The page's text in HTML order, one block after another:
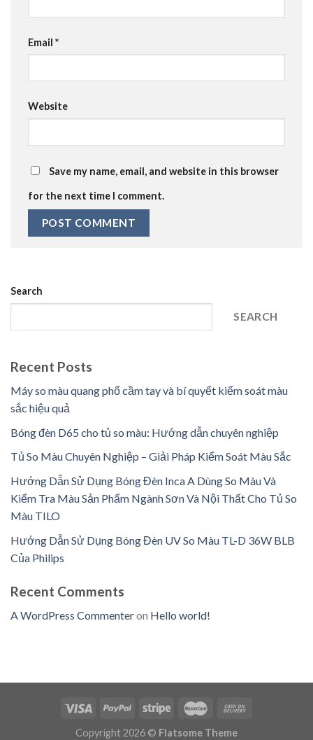
Email *
Website
Save my name, email, and website in this browser
for the next time I comment.
Search
SEARCH
Recent Posts
Máy so màu quang phổ cầm tay và bí quyết kiểm soát màu
sắc hiệu quả
Bóng đèn D65 cho tủ so màu: Hướng dẫn chuyên nghiệp
Tủ So Màu Chuyên Nghiệp – Giải Pháp Kiểm Soát Màu Sắc
Hướng Dẫn Sử Dụng Bóng Đèn Inca A Dùng So Màu Và
Kiểm Tra Màu Sản Phẩm Ngành Sơn Và Nội Thất Cho Tủ So
Màu TILO
Hướng Dẫn Sử Dụng Bóng Đèn UV So Màu TL-D 36W BLB
Của Philips
Recent Comments
A WordPress Commenteron Hello world!
Copyright 2026 © Flatsome Theme